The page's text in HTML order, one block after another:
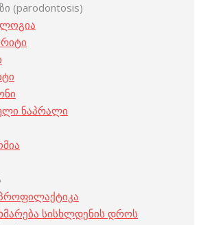
(parodontosis)
ნაპრალი
სისხლდენის დროს